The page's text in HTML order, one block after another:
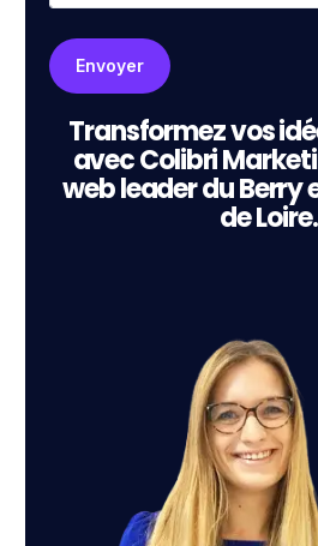
Transformez vos
avec Colibri
web leader du Berry
de Loire.